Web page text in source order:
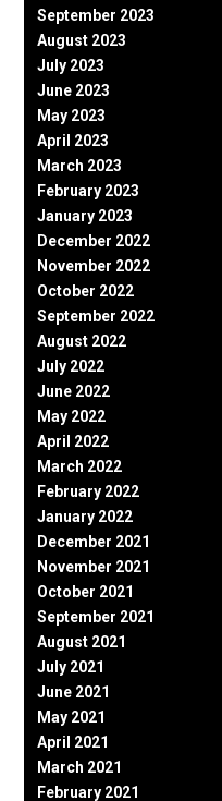
September 2023
August 2023
July 2023
June 2023
May 2023
April 2023
March 2023
February 2023
January 2023
December 2022
November 2022
October 2022
September 2022
August 2022
July 2022
June 2022
May 2022
April 2022
March 2022
February 2022
January 2022
December 2021
November 2021
October 2021
September 2021
August 2021
July 2021
June 2021
May 2021
April 2021
March 2021
February 2021